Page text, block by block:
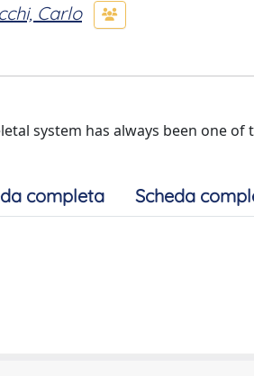
Carlo
system has always been one
completa Scheda